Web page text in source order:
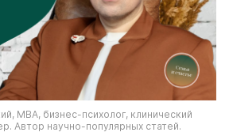
МВА, бизнес-психолог, клинический
Автор научно-популярных статей.